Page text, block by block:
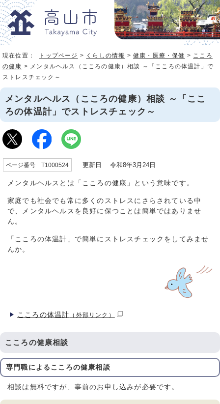
現在位置： トップページ > くらしの情報 >健康・医療・保健 > こころ
の健康 > メンタルヘルス（こころの健康）相談 ～「こころの体温計」で
ストレスチェック～
メンタルヘルス（こころの健康）相談 ～「ここ
ろの体温計」でストレスチェック～
ページ番号 T1000524 更新日 令和8年3月24日
メンタルヘルスとは「こころの健康」という意味です。
家庭でも社会でも常に多くのストレスにさらされている中
で、メンタルヘルスを良好に保つことは簡単ではありませ
ん。
「こころの体温計」で簡単にストレスチェックをしてみませ
んか。
こころの体温計 （外部リンク）
こころの健康相談
専門職によるこころの健康相談
相談は無料ですが、事前のお申し込みが必要です。